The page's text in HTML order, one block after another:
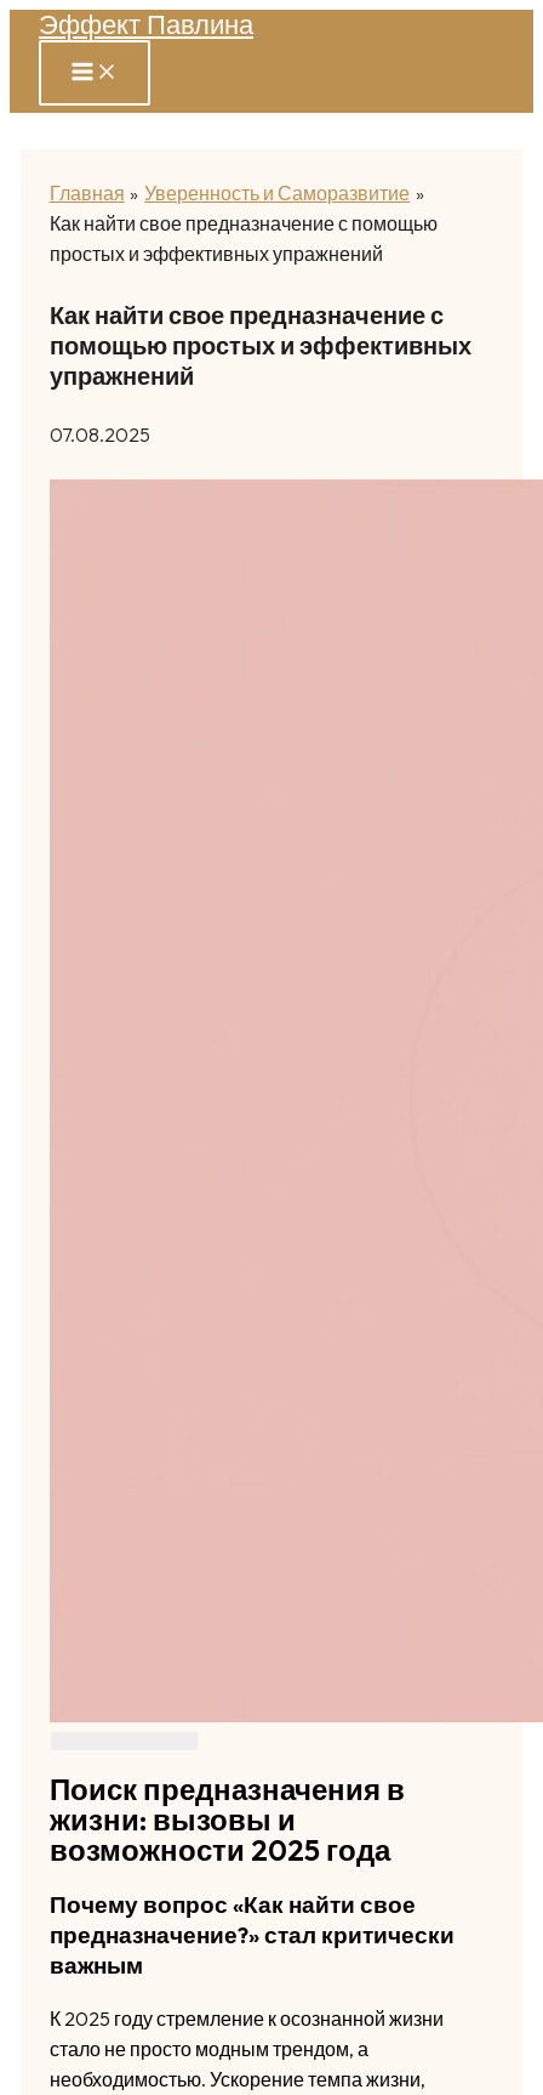
Перейти
содержимому
Эффект Павлина
Главная
Уверенность и Саморазвитие
Как найти свое предназначение с помощью
простых и эффективных упражнений
Как найти свое предназначение с
помощью простых и эффективных
упражнений
07.08.2025
Поиск предназначения в
жизни: вызовы и
возможности 2025 года
Почему вопрос «Как найти свое
предназначение?» стал критически
важным
К 2025 году стремление к осознанной жизни
стало не просто модным трендом, а
необходимостью. Ускорение темпа жизни,